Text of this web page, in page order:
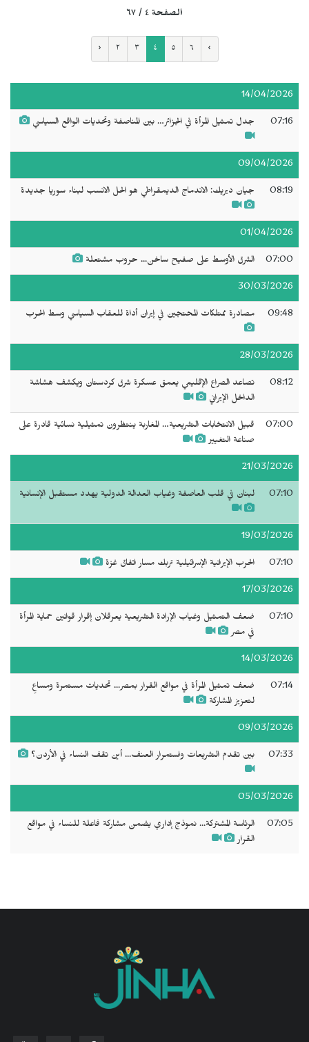
الصفحة ٤ / ٦٧
‹ ٢ ٣ ٤ ٥ ٦ ›
14/04/2026
07:16 جدل تمثيل المرأة في الجزائر… بين المناصفة وتحديات الواقع السياسي
09/04/2026
08:19 جيان ديريك: الاندماج الديمقراطي هو الحل الانسب لبناء سوريا جديدة
01/04/2026
07:00 الشرق الأوسط على صفيح ساخن... حروب مشتعلة
30/03/2026
09:48 مصادرة ممتلكات المحتجين في إيران أداة للعقاب السياسي وسط الحرب
28/03/2026
08:12
تصاعد الصراع الإقليمي يعمق عسكرة شرق كردستان ويكشف هشاشة
الداخل الإيراني
07:00
قبيل الانتخابات التشريعية… المغاربة ينتظرون تمثيلية نسائية قادرة على
صناعة التغيير
21/03/2026
07:10 لبنان في قلب العاصفة وغياب العدالة الدولية يهدد مستقبل الإنسانية
19/03/2026
07:10 الحرب الإيرانية الإسرائيلية تربك مسار اتفاق غزة
17/03/2026
07:10
ضعف التمثيل وغياب الإرادة التشريعية يعرقلان إقرار قوانين حماية المرأة
في مصر
14/03/2026
07:14
ضعف تمثيل المرأة في مواقع القرار بمصر... تحديات مستمرة ومساعٍ
لتعزيز المشاركة
09/03/2026
07:33 بين تقدم التشريعات واستمرار العنف... أين تقف النساء في الأردن؟
05/03/2026
07:05
الرئاسة المشتركة... نموذج إداري يضمن مشاركة فاعلة للنساء في مواقع
القرار